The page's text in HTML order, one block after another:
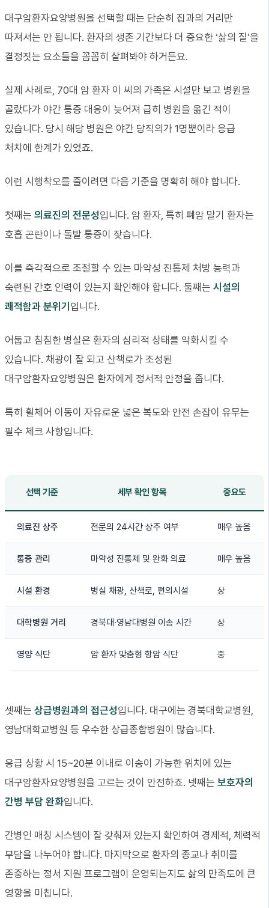
대구암환자요양병원을 선택할 때는 단순히 집과의 거리만
따져서는 안 됩니다. 환자의 생존 기간보다 더 중요한 ‘삶의 질’을
결정짓는 요소들을 꼼꼼히 살펴봐야 하거든요.
실제 사례로, 70대 암 환자 이 씨의 가족은 시설만 보고 병원을
골랐다가 야간 통증 대응이 늦어져 급히 병원을 옮긴 적이
있습니다. 당시 해당 병원은 야간 당직의가 1명뿐이라 응급
처치에 한계가 있었죠.
이런 시행착오를 줄이려면 다음 기준을 명확히 해야 합니다.
첫째는 의료진의 전문성입니다. 암 환자, 특히 폐암 말기 환자는
호흡 곤란이나 돌발 통증이 잦습니다.
이를 즉각적으로 조절할 수 있는 마약성 진통제 처방 능력과
숙련된 간호 인력이 있는지 확인해야 합니다. 둘째는 시설의
쾌적함과 분위기 입니다.
어둡고 침침한 병실은 환자의 심리적 상태를 악화시킬 수
있습니다. 채광이 잘 되고 산책로가 조성된
대구암환자요양병원은 환자에게 정서적 안정을 줍니다.
특히 휠체어 이동이 자유로운 넓은 복도와 안전 손잡이 유무는
필수 체크 사항입니다.
선택 기준 세부 확인 항목 중요도
의료진 상주 전문의 24시간 상주 여부 매우 높음
통증 관리 마약성 진통제 및 완화 의료 매우 높음
시설 환경 병실 채광, 산책로, 편의시설 상
대학병원 거리 경북대·영남대병원 이송 시간 상
영양 식단 암 환자 맞춤형 항암 식단 중
셋째는 상급병원과의 접근성입니다. 대구에는 경북대학교병원,
영남대학교병원 등 우수한 상급종합병원이 많습니다.
응급 상황 시 15~20분 이내로 이송이 가능한 위치에 있는
대구암환자요양병원을 고르는 것이 안전하죠. 넷째는 보호자의
간병 부담 완화입니다.
간병인 매칭 시스템이 잘 갖춰져 있는지 확인하여 경제적, 체력적
부담을 나누어야 합니다. 마지막으로 환자의 종교나 취미를
존중하는 정서 지원 프로그램이 운영되는지도 삶의 만족도에 큰
영향을 미칩니다.